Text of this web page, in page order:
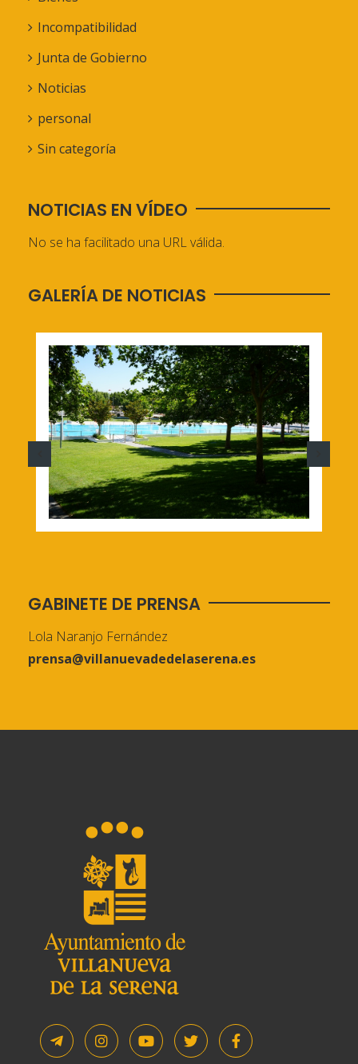
Incompatibilidad
Junta de Gobierno
Noticias
personal
Sin categoría
NOTICIAS EN VÍDEO
No se ha facilitado una URL válida.
GALERÍA DE NOTICIAS
GABINETE DE PRENSA
Lola Naranjo Fernández
prensa@villanuevadedelaserena.es